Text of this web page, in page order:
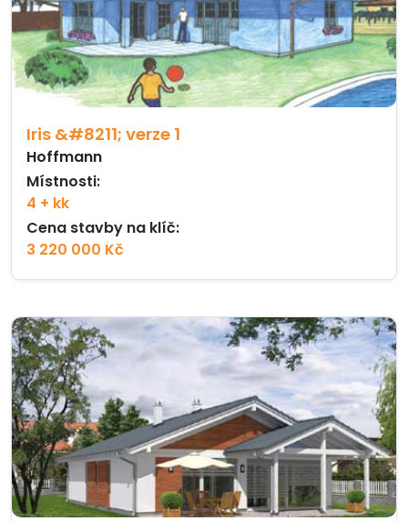
Iris &#8211; verze 1
Hoffmann
Místnosti:
4 + kk
Cena stavby na klíč:
3 220 000 Kč